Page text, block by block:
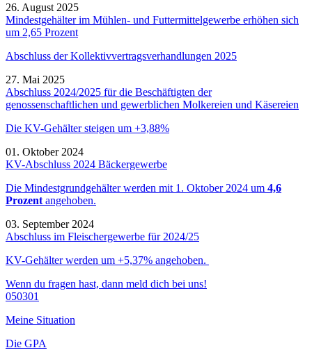
26. August 2025
Mindestgehälter im Mühlen- und Futtermittelgewerbe erhöhen sich
um 2,65 Prozent
Abschluss der Kollektivvertragsverhandlungen 2025
27. Mai 2025
Abschluss 2024/2025 für die Beschäftigten der
genossenschaftlichen und gewerblichen Molkereien und Käsereien
Die KV-Gehälter steigen um +3,88%
01. Oktober 2024
KV-Abschluss 2024 Bäckergewerbe
Die Mindestgrundgehälter werden mit 1. Oktober 2024 um 4,6
Prozent angehoben.
03. September 2024
Abschluss im Fleischergewerbe für 2024/25
KV-Gehälter werden um +5,37% angehoben.
Wenn du fragen hast, dann meld dich bei uns!
050301
Meine Situation
Die GPA